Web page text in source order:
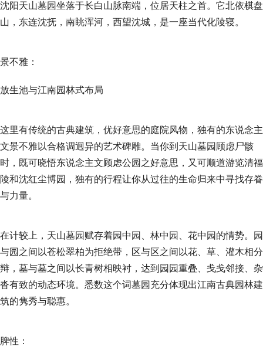
沈阳天山墓园坐落于长白山脉南端，位居天柱之首。它北依棋盘
山，东连沈抚，南眺浑河，西望沈城，是一座当代化陵寝。
景不雅：
放生池与江南园林式布局
这里有传统的古典建筑，优好意思的庭院风物，独有的东说念主
文景不雅以合格调迥异的艺术碑雕。当你到天山墓园顾虑尸骸
时，既可晓悟东说念主文顾虑公园之好意思，又可顺道游览清福
陵和沈红尘博园，独有的行程让你从过往的生命归来中寻找存眷
与力量。
在计较上，天山墓园赋存着园中园、林中园、花中园的情势。园
与园之间以苍松翠柏为拒绝带，区与区之间以花、草、灌木相分
辩，墓与墓之间以长青树相映衬，达到园园重叠、戋戋邻接、杂
沓有致的动态环境。悉数这个词墓园充分体现出江南古典园林建
筑的隽秀与聪惠。
脾性：